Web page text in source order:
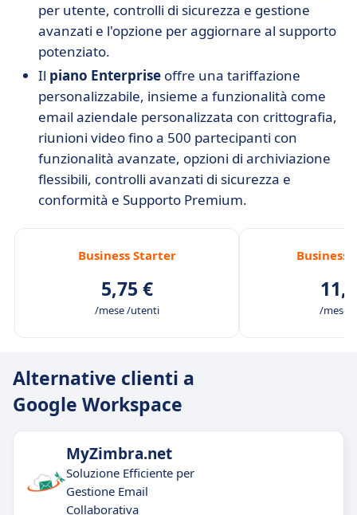
per utente, controlli di sicurezza e gestione
avanzati e l'opzione per aggiornare al supporto
potenziato.
Il piano Enterprise offre una tariffazione
personalizzabile, insieme a funzionalità come
email aziendale personalizzata con crittografia,
riunioni video fino a 500 partecipanti con
funzionalità avanzate, opzioni di archiviazione
flessibili, controlli avanzati di sicurezza e
conformità e Supporto Premium.
Business Starter
5,75 €
/mese /utenti
Business
/mese
Alternative clienti a
Google Workspace
MyZimbra.net
Soluzione Efficiente per
Gestione Email
Collaborativa